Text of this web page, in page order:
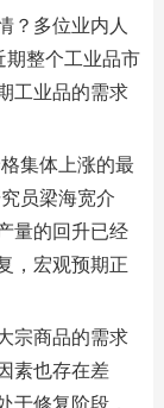
？多位业内人
整个工业品市
工业品的需求
集体上涨的最
员梁海宽介
量的回升已经
，宏观预期正
宗商品的需求
素也存在差
于修复阶段，